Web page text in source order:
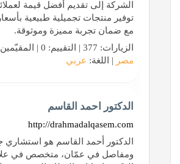
الشركة إلى تقديم أفضل قيمة
توفير منتجات تجميلية طبيعية
مع ضمان تجربة مميزة وموثوقة.
الزيارات: 377 | التقييم: 0 | المقيّمين: 0 | الدولة:
مصر | اللغة: عربي
الدكتور احمد القاسم
http://drahmadalqasem.com
الدكتور أحمد القاسم هو
ومفاصل في عمّان، متخصص في